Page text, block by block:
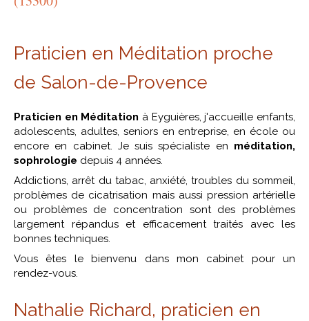
Praticien en Méditation proche
de Salon-de-Provence
Praticien en Méditation à Eyguières, j'accueille enfants,
adolescents, adultes, seniors en entreprise, en école ou
encore en cabinet. Je suis spécialiste en méditation,
sophrologie depuis 4 années.
Addictions, arrêt du tabac, anxiété, troubles du sommeil,
problèmes de cicatrisation mais aussi pression artérielle
ou problèmes de concentration sont des problèmes
largement répandus et efficacement traités avec les
bonnes techniques.
Vous êtes le bienvenu dans mon cabinet pour un
rendez-vous.
Nathalie Richard, praticien en